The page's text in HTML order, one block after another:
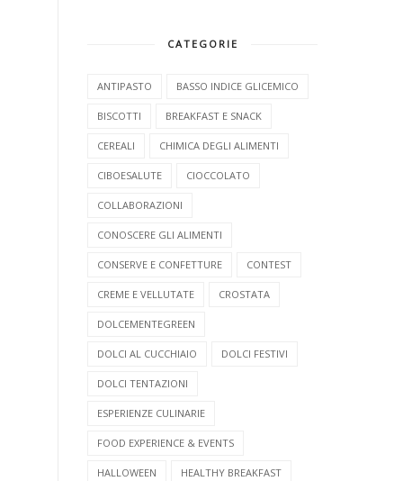
CATEGORIE
ANTIPASTO BASSO INDICE GLICEMICO
BISCOTTI BREAKFAST E SNACK
CEREALI CHIMICA DEGLI ALIMENTI
CIBOESALUTE CIOCCOLATO
COLLABORAZIONI
CONOSCERE GLI ALIMENTI
CONSERVE E CONFETTURE CONTEST
CREME E VELLUTATE CROSTATA
DOLCEMENTEGREEN
DOLCI AL CUCCHIAIO DOLCI FESTIVI
DOLCI TENTAZIONI
ESPERIENZE CULINARIE
FOOD EXPERIENCE & EVENTS
HALLOWEEN HEALTHY BREAKFAST